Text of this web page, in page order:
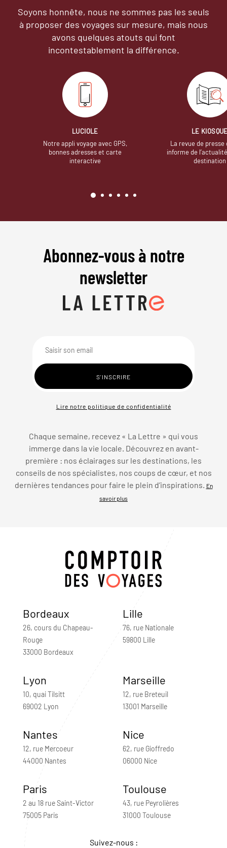
Soyons honnête, nous ne sommes pas les seuls
à proposer des voyages sur mesure, mais nous
avons quelques atouts qui font
incontestablement la différence.
LUCIOLE
Notre appli voyage avec GPS,
bonnes adresses et carte
interactive
LE
La revue de presse
informe de
destination
Abonnez-vous à notre
newsletter
Lire notre politique de confidentialité
Chaque semaine, recevez « La Lettre » qui vous
immerge dans la vie locale. Découvrez en avant-
première : nos éclairages sur les destinations, les
conseils de nos spécialistes, nos coups de cœur, et nos
dernières tendances pour faire le plein d’inspirations.
En
savoir plus
Bordeaux
26, cours du Chapeau-
Rouge
33000 Bordeaux
Lille
76, rue Nationale
59800 Lille
Lyon
10, quai Tilsitt
69002 Lyon
Marseille
12, rue Breteuil
13001 Marseille
Nantes
12, rue Mercoeur
44000 Nantes
Nice
62, rue Gioffredo
06000 Nice
Paris
2 au 18 rue Saint-Victor
75005 Paris
Toulouse
43, rue Peyrolières
31000 Toulouse
Suivez-nous :